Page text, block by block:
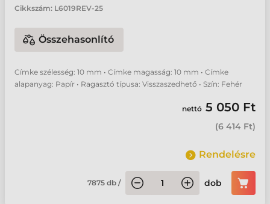
Cikkszám: L6019REV-25
Összehasonlító
Címke szélesség: 10 mm • Címke magasság: 10 mm • Címke
alapanyag: Papír • Ragasztó típusa: Visszaszedhető • Szín: Fehér
nettó 5 050 Ft
(6 414 Ft)
Rendelésre
7875 db / dob